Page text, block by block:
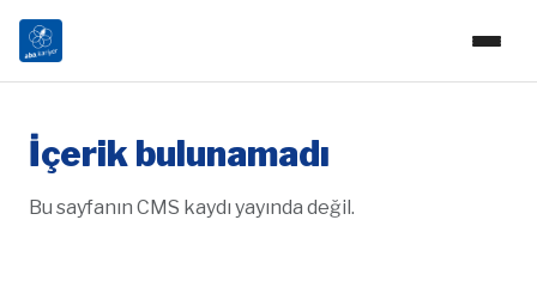
İçerik bulunamadı
Bu sayfanın CMS kaydı yayında değil.